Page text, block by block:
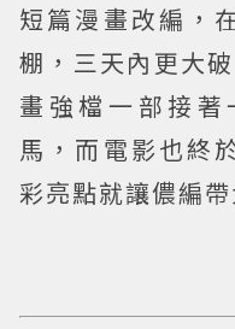
短篇漫畫改編，
棚，三天內更大
畫強檔一部接
馬，而電影也終
彩亮點就讓儂編帶